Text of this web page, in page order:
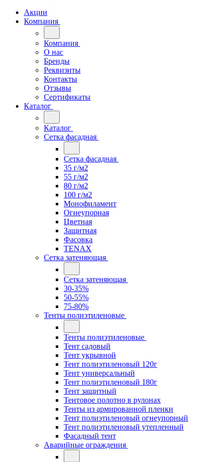
Акции
Компания
Компания
О нас
Бренды
Реквизиты
Контакты
Отзывы
Сертификаты
Каталог
Каталог
Сетка фасадная
Сетка фасадная
35 г/м2
55 г/м2
80 г/м2
100 г/м2
Монофиламент
Огнеупорная
Цветная
Защитная
Фасовка
TENAX
Сетка затеняющая
Сетка затеняющая
30-35%
50-55%
75-80%
Тенты полиэтиленовые
Тенты полиэтиленовые
Тент садовый
Тент укрывной
Тент полиэтиленовый 120г
Тент универсальный
Тент полиэтиленовый 180г
Тент защитный
Тентовое полотно в рулонах
Тенты из армированной пленки
Тент полиэтиленовый огнеупорный
Тент полиэтиленовый утепленный
Фасадный тент
Аварийные ограждения